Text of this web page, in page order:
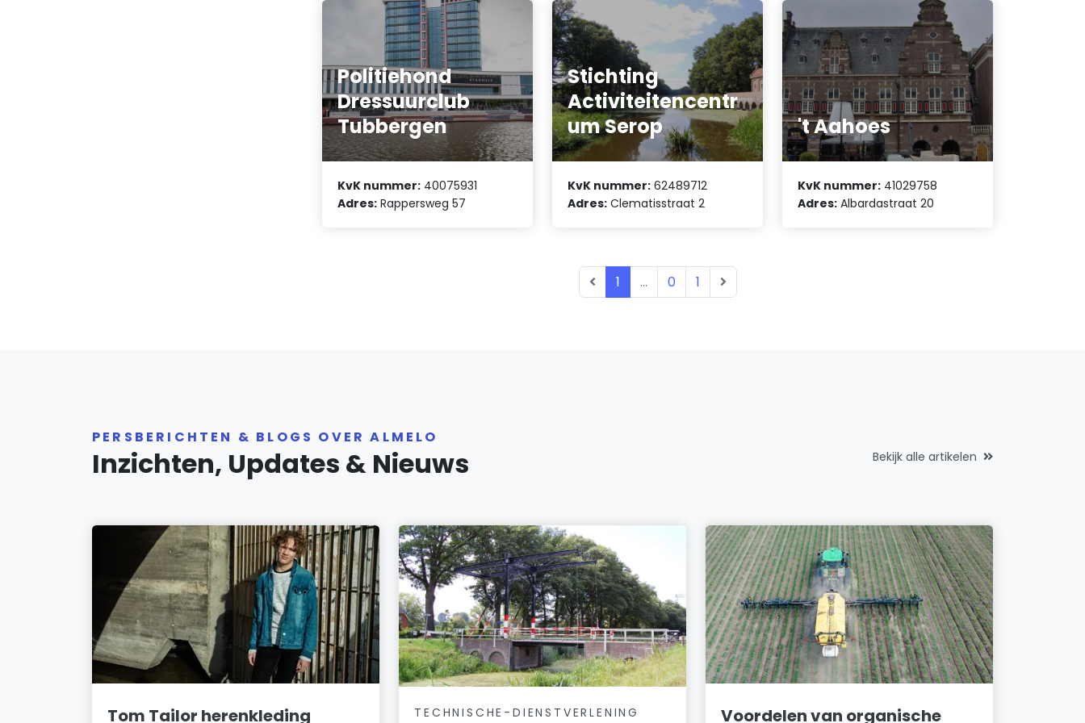
Politiehond
Dressuurclub
Tubbergen
KvK nummer: 40075931
Adres: Rappersweg 57
Stichting
Activiteitencentr
um Serop
KvK nummer: 62489712
Adres: Clematisstraat 2
't Aahoes
KvK nummer: 41029758
Adres: Albardastraat 20
1 ... 0 1
PERSBERICHTEN & BLOGS OVER ALMELO
Inzichten, Updates & Nieuws Bekijk alle artikelen
Tom Tailor herenkleding TECHNISCHE-DIENSTVERLENING Voordelen van organische